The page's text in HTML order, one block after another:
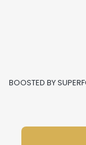
BOOSTED BY